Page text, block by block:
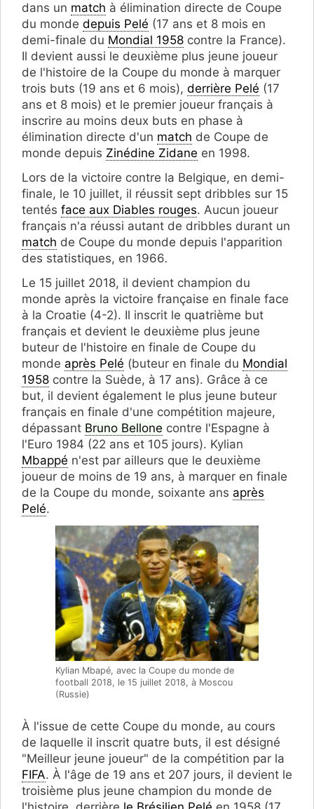
dans un match à élimination directe de Coupe
du monde depuis Pelé (17 ans et 8 mois en
demi-finale du Mondial 1958 contre la France).
Il devient aussi le deuxième plus jeune joueur
de l'histoire de la Coupe du monde à marquer
trois buts (19 ans et 6 mois), derrière Pelé (17
ans et 8 mois) et le premier joueur français à
inscrire au moins deux buts en phase à
élimination directe d'un match de Coupe de
monde depuis Zinédine Zidane en 1998.
Lors de la victoire contre la Belgique, en demi-
finale, le 10 juillet, il réussit sept dribbles sur 15
tentés face aux Diables rouges. Aucun joueur
français n'a réussi autant de dribbles durant un
match de Coupe du monde depuis l'apparition
des statistiques, en 1966.
Le 15 juillet 2018, il devient champion du
monde après la victoire française en finale face
à la Croatie (4-2). Il inscrit le quatrième but
français et devient le deuxième plus jeune
buteur de l'histoire en finale de Coupe du
monde après Pelé (buteur en finale du Mondial
1958 contre la Suède, à 17 ans). Grâce à ce
but, il devient également le plus jeune buteur
français en finale d'une compétition majeure,
dépassant Bruno Bellone contre l'Espagne à
l'Euro 1984 (22 ans et 105 jours). Kylian
Mbappé n'est par ailleurs que le deuxième
joueur de moins de 19 ans, à marquer en finale
de la Coupe du monde, soixante ans après
Pelé.
Kylian Mbapé, avec la Coupe du monde de
football 2018, le 15 juillet 2018, à Moscou
(Russie)
À l'issue de cette Coupe du monde, au cours
de laquelle il inscrit quatre buts, il est désigné
"Meilleur jeune joueur" de la compétition par la
FIFA. À l'âge de 19 ans et 207 jours, il devient le
troisième plus jeune champion du monde de